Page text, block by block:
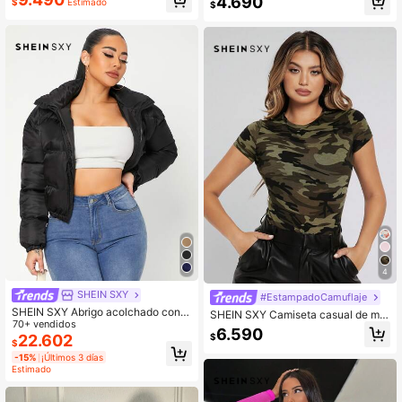
SHEIN SXY
SHEIN SXY Abrigo acolchado con c
uello de embudo y cremallera sexy
para otoño/invierno
70+ vendidos
$22.602
-15% ¡Últimos 3 días
Estimado
$
4
#EstampadoCamuflaje
SHEIN SXY Camiseta casual de muj
er de manga corta y ajustada con e
stampado de camuflaje de verano
$6.590